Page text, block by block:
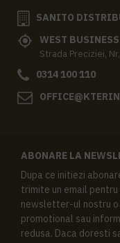
SANITO
WEST
Strada Preciziei,
0314 100 110
ABONARE LA
Dupa ce initiezi
trimite un email
newsletter-ul nostru o
promotional sau
redusa. Daca doresti